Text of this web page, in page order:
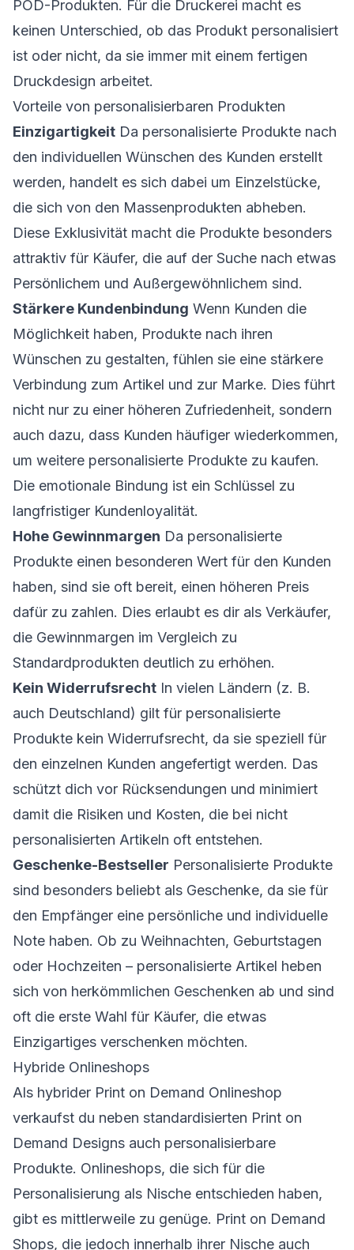
POD-Produkten. Für die Druckerei macht es
keinen Unterschied, ob das Produkt personalisiert
ist oder nicht, da sie immer mit einem fertigen
Druckdesign arbeitet.
Vorteile von personalisierbaren Produkten
Einzigartigkeit Da personalisierte Produkte nach
den individuellen Wünschen des Kunden erstellt
werden, handelt es sich dabei um Einzelstücke,
die sich von den Massenprodukten abheben.
Diese Exklusivität macht die Produkte besonders
attraktiv für Käufer, die auf der Suche nach etwas
Persönlichem und Außergewöhnlichem sind.
Stärkere Kundenbindung Wenn Kunden die
Möglichkeit haben, Produkte nach ihren
Wünschen zu gestalten, fühlen sie eine stärkere
Verbindung zum Artikel und zur Marke. Dies führt
nicht nur zu einer höheren Zufriedenheit, sondern
auch dazu, dass Kunden häufiger wiederkommen,
um weitere personalisierte Produkte zu kaufen.
Die emotionale Bindung ist ein Schlüssel zu
langfristiger Kundenloyalität.
Hohe Gewinnmargen Da personalisierte
Produkte einen besonderen Wert für den Kunden
haben, sind sie oft bereit, einen höheren Preis
dafür zu zahlen. Dies erlaubt es dir als Verkäufer,
die Gewinnmargen im Vergleich zu
Standardprodukten deutlich zu erhöhen.
Kein Widerrufsrecht In vielen Ländern (z. B.
auch Deutschland) gilt für personalisierte
Produkte kein Widerrufsrecht, da sie speziell für
den einzelnen Kunden angefertigt werden. Das
schützt dich vor Rücksendungen und minimiert
damit die Risiken und Kosten, die bei nicht
personalisierten Artikeln oft entstehen.
Geschenke-Bestseller Personalisierte Produkte
sind besonders beliebt als Geschenke, da sie für
den Empfänger eine persönliche und individuelle
Note haben. Ob zu Weihnachten, Geburtstagen
oder Hochzeiten – personalisierte Artikel heben
sich von herkömmlichen Geschenken ab und sind
oft die erste Wahl für Käufer, die etwas
Einzigartiges verschenken möchten.
Hybride Onlineshops
Als hybrider Print on Demand Onlineshop
verkaufst du neben standardisierten Print on
Demand Designs auch personalisierbare
Produkte. Onlineshops, die sich für die
Personalisierung als Nische entschieden haben,
gibt es mittlerweile zu genüge. Print on Demand
Shops, die jedoch innerhalb ihrer Nische auch